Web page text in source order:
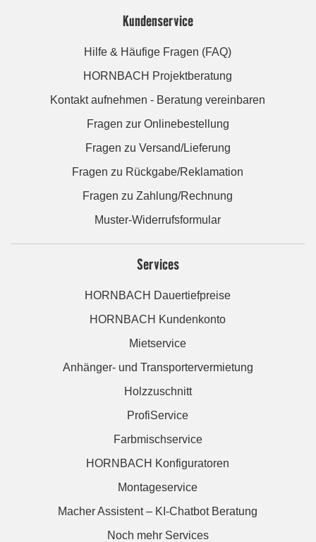
Kundenservice
Hilfe & Häufige Fragen (FAQ)
HORNBACH Projektberatung
Kontakt aufnehmen - Beratung vereinbaren
Fragen zur Onlinebestellung
Fragen zu Versand/Lieferung
Fragen zu Rückgabe/Reklamation
Fragen zu Zahlung/Rechnung
Muster-Widerrufsformular
Services
HORNBACH Dauertiefpreise
HORNBACH Kundenkonto
Mietservice
Anhänger- und Transportervermietung
Holzzuschnitt
ProfiService
Farbmischservice
HORNBACH Konfiguratoren
Montageservice
Macher Assistent – KI-Chatbot Beratung
Noch mehr Services